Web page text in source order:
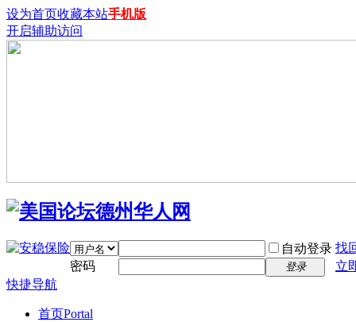
设为首页收藏本站手机版
开启辅助访问
自动登录 找
密码
登录
立
快捷导航
首页Portal